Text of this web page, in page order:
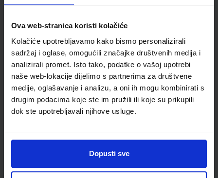
Ova web-stranica koristi kolačiće
Kolačiće upotrebljavamo kako bismo personalizirali
sadržaj i oglase, omogućili značajke društvenih medija i
analizirali promet. Isto tako, podatke o vašoj upotrebi
naše web-lokacije dijelimo s partnerima za društvene
medije, oglašavanje i analizu, a oni ih mogu kombinirati s
drugim podacima koje ste im pružili ili koje su prikupili
dok ste upotrebljavali njihove usluge.
Dopusti sve
škole
Autor(i): Ante Birin Tomislav Šarlija Danijela Deković
Nakladnik:ALFA d.d. Registarski broj ministarstva:6559
SKU:567305 CIJENA:11,08 €
ŠIFRA OMOTA:500179
POVIJEST 6; radna bilježnica iz povijesti za šesti razred